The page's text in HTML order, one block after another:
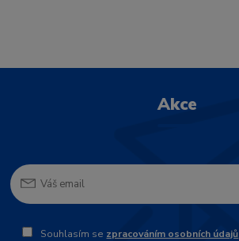
Akce
Souhlasím se zpracováním osobních údajů